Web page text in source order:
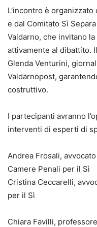
L’incontro è
e dal Comitato Sì
Valdarno, che invitano
attivamente al dibattito.
Glenda Venturini,
Valdarnopost,
costruttivo.
I partecipanti avranno
interventi di esperti di
Andrea Frosali,
Camere Penali per il Sì
Cristina Ceccarelli,
per il Sì
Chiara Favilli,